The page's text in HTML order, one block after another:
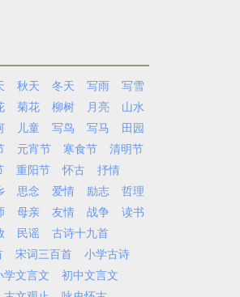
秋天 冬天 写雨
写雪
菊花 柳树 月亮
山水
儿童 写鸟 写马
田园
元宵节 寒食节
清明节
重阳节 怀古
抒情
思念 爱情 励志
哲理
母亲 友情 战争
读书
民谣
古诗十九首
宋词三百首
小学古诗
学文言文
初中文言文